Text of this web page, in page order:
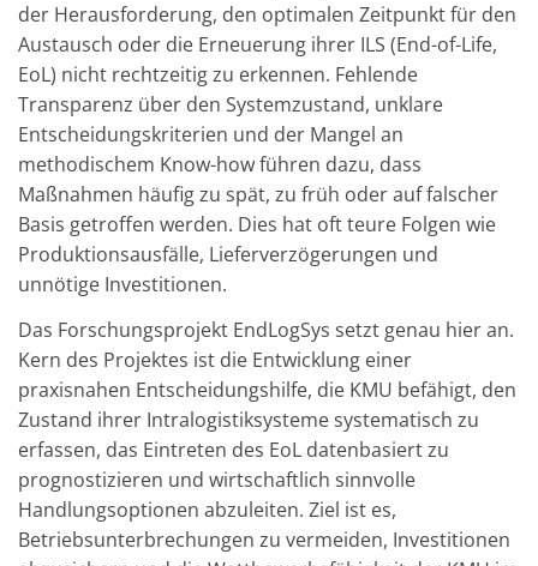
der Herausforderung, den optimalen Zeitpunkt für den
Austausch oder die Erneuerung ihrer ILS (End-of-Life,
EoL) nicht rechtzeitig zu erkennen. Fehlende
Transparenz über den Systemzustand, unklare
Entscheidungskriterien und der Mangel an
methodischem Know-how führen dazu, dass
Maßnahmen häufig zu spät, zu früh oder auf falscher
Basis getroffen werden. Dies hat oft teure Folgen wie
Produktionsausfälle, Lieferverzögerungen und
unnötige Investitionen.
Das Forschungsprojekt EndLogSys setzt genau hier an.
Kern des Projektes ist die Entwicklung einer
praxisnahen Entscheidungshilfe, die KMU befähigt, den
Zustand ihrer Intralogistiksysteme systematisch zu
erfassen, das Eintreten des EoL datenbasiert zu
prognostizieren und wirtschaftlich sinnvolle
Handlungsoptionen abzuleiten. Ziel ist es,
Betriebsunterbrechungen zu vermeiden, Investitionen